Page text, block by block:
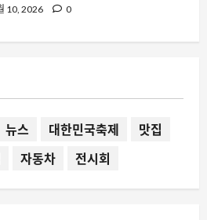
는소식
연구소와 손잡고 만든 차세대 기
뉴스 대한민국축제
맛집
자동차 전시회